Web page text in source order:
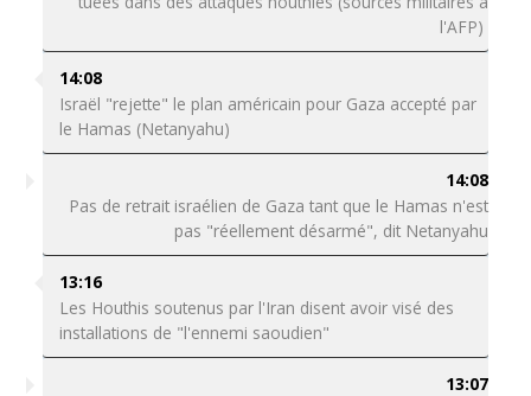
l'AFP)
14:08
Israël "rejette" le plan américain pour Gaza accepté par
le Hamas (Netanyahu)
14:08
Pas de retrait israélien de Gaza tant que le Hamas n'est
pas "réellement désarmé", dit Netanyahu
13:16
Les Houthis soutenus par l'Iran disent avoir visé des
installations de "l'ennemi saoudien"
13:07